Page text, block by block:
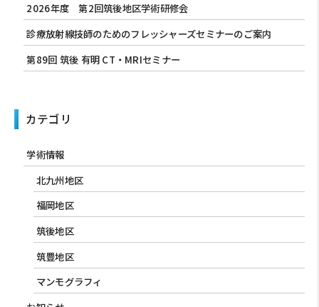
2026年度 第2回筑後地区学術研修会
診療放射線技師のためのフレッシャーズセミナーのご案内
第89回 筑後 有明 CT・MRIセミナー
カテゴリ
学術情報
北九州地区
福岡地区
筑後地区
筑豊地区
マンモグラフィ